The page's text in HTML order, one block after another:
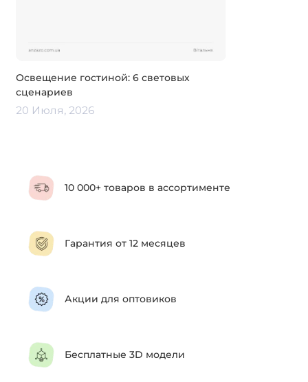
Освещение гостиной: 6 световых
сценариев
20 Июля, 2026
10 000+ товаров в ассортименте
Гарантия от 12 месяцев
Акции для оптовиков
Бесплатные 3D модели